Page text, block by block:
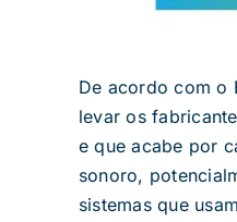
De acordo com o
levar os
e que acabe por
sonoro,
sistemas que